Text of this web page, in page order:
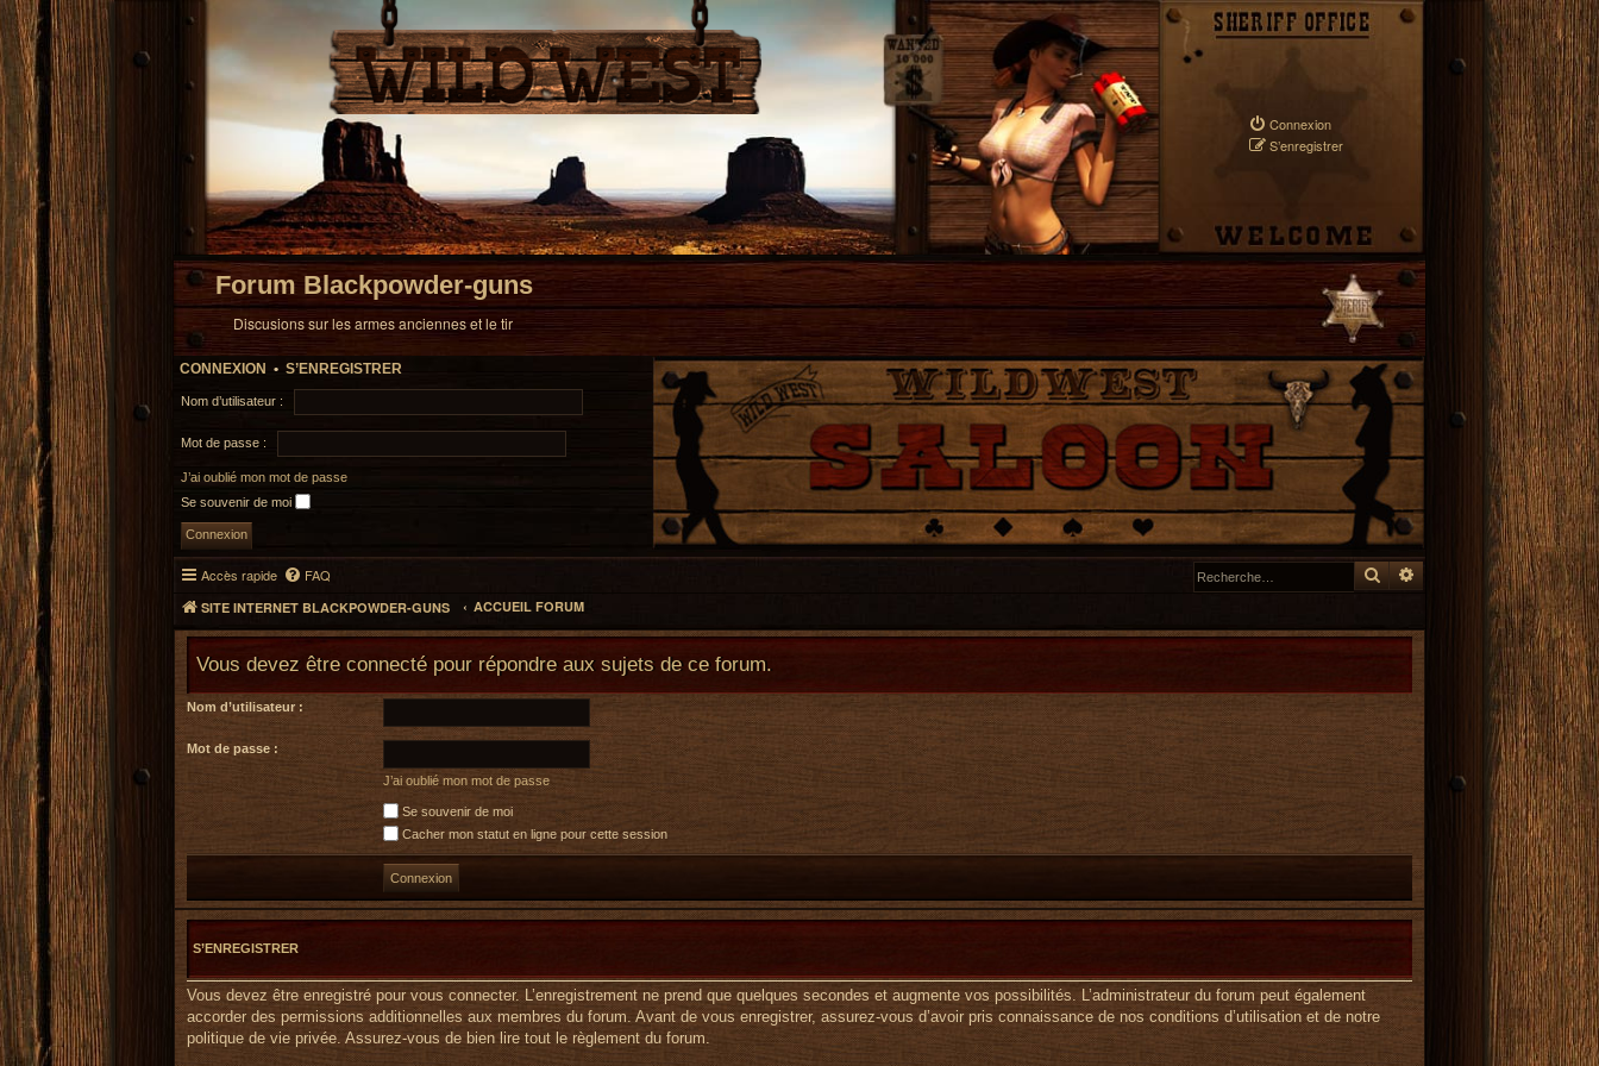
Connexion
S’enregistrer
Forum Blackpowder-guns
Discusions sur les armes anciennes et le tir
CONNEXION • S’ENREGISTRER
Nom d’utilisateur :
Mot de passe :
J’ai oublié mon mot de passe
Se souvenir de moi
Accès rapide FAQ RechercherRecherche avancée
SITE INTERNET BLACKPOWDER-GUNS ACCUEIL FORUM
Vous devez être connecté pour répondre aux sujets de ce forum.
Nom d’utilisateur :
Mot de passe :
J’ai oublié mon mot de passe
Se souvenir de moi
Cacher mon statut en ligne pour cette session
S’ENREGISTRER
Vous devez être enregistré pour vous connecter. L’enregistrement ne prend que quelques secondes et augmente vos possibilités. L’administrateur du forum peut également
accorder des permissions additionnelles aux membres du forum. Avant de vous enregistrer, assurez-vous d’avoir pris connaissance de nos conditions d’utilisation et de notre
politique de vie privée. Assurez-vous de bien lire tout le règlement du forum.